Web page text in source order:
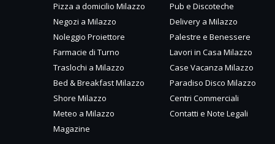
Pizza a domicilio Milazzo
Pub e Discoteche
Negozi a Milazzo
Delivery a Milazzo
Noleggio Proiettore
Palestre e Benessere
Farmacie di Turno
Lavori in Casa Milazzo
Traslochi a Milazzo
Case Vacanza Milazzo
Bed & Breakfast Milazzo
Paradiso Disco Milazzo
Shore Milazzo
Centri Commerciali
Meteo a Milazzo
Contatti e Note Legali
Magazine